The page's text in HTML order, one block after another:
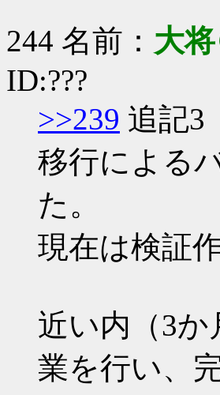
244 名前： 大
ID:???
>>239 追記3
移行による
た。
現在は検証
近い内（3
業を行い、